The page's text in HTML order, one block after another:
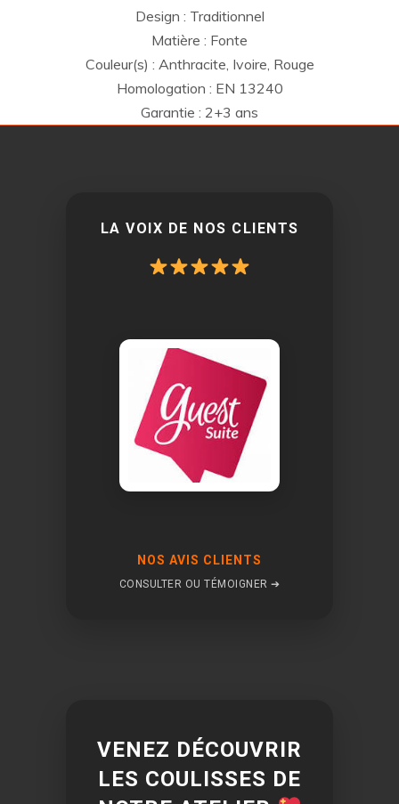
Design : Traditionnel
Matière : Fonte
Couleur(s) : Anthracite, Ivoire, Rouge
Homologation : EN 13240
Garantie : 2+3 ans
LA VOIX DE NOS CLIENTS
NOS AVIS CLIENTS
CONSULTER OU TÉMOIGNER ➔
VENEZ DÉCOUVRIR
LES COULISSES DE